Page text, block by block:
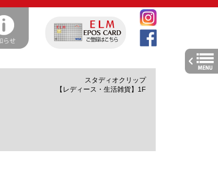
toggle
スタディオクリップ
【レディース・生活雑貨】1F